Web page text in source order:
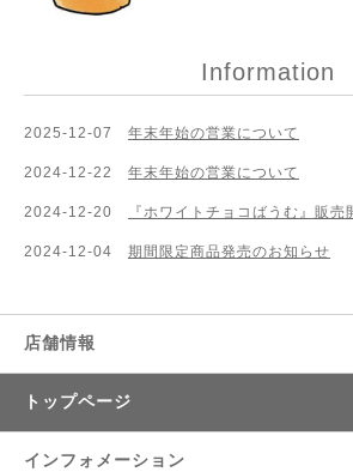
Information
2025-12-07 年末年始の営業について
2024-12-22 年末年始の営業について
2024-12-20 『ホワイトチョコばうむ』販売
2024-12-04 期間限定商品発売のお知らせ
店舗情報
トップページ
インフォメーション